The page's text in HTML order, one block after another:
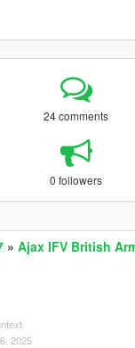
24 comments
0 followers
» Ajax IFV British
2025